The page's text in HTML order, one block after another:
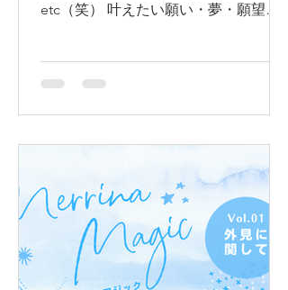
etc（笑） 叶えたい願い・夢・願望が